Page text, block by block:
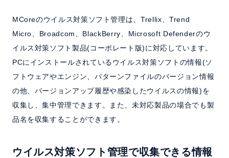
MCoreのウイルス対策ソフト管理は、Trellix、Trend
Micro、Broadcom、BlackBerry、Microsoft Defenderのウ
イルス対策ソフト製品(コーポレート版)に対応しています。
PCにインストールされているウイルス対策ソフトの情報(ソ
フトウェアやエンジン、パターンファイルのバージョン情報
の他、バージョンアップ履歴や感染したウイルスの情報)を
収集し、集中管理できます。また、未対応製品の場合でも製
品名を収集することができます。
ウイルス対策ソフト管理で収集できる情報